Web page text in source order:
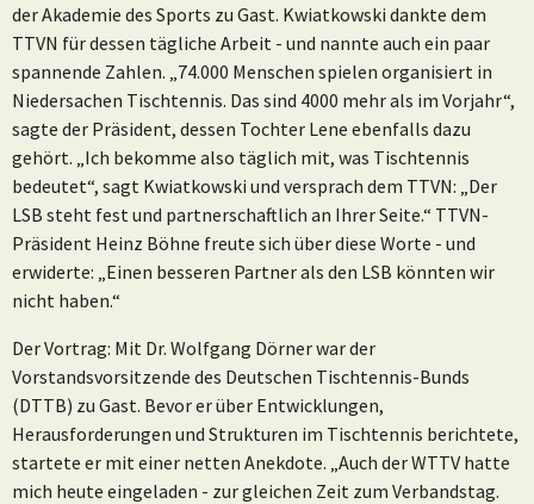
der Akademie des Sports zu Gast. Kwiatkowski dankte dem
TTVN für dessen tägliche Arbeit - und nannte auch ein paar
spannende Zahlen. „74.000 Menschen spielen organisiert in
Niedersachen Tischtennis. Das sind 4000 mehr als im Vorjahr“,
sagte der Präsident, dessen Tochter Lene ebenfalls dazu
gehört. „Ich bekomme also täglich mit, was Tischtennis
bedeutet“, sagt Kwiatkowski und versprach dem TTVN: „Der
LSB steht fest und partnerschaftlich an Ihrer Seite.“ TTVN-
Präsident Heinz Böhne freute sich über diese Worte - und
erwiderte: „Einen besseren Partner als den LSB könnten wir
nicht haben.“
Der Vortrag: Mit Dr. Wolfgang Dörner war der
Vorstandsvorsitzende des Deutschen Tischtennis-Bunds
(DTTB) zu Gast. Bevor er über Entwicklungen,
Herausforderungen und Strukturen im Tischtennis berichtete,
startete er mit einer netten Anekdote. „Auch der WTTV hatte
mich heute eingeladen - zur gleichen Zeit zum Verbandstag.